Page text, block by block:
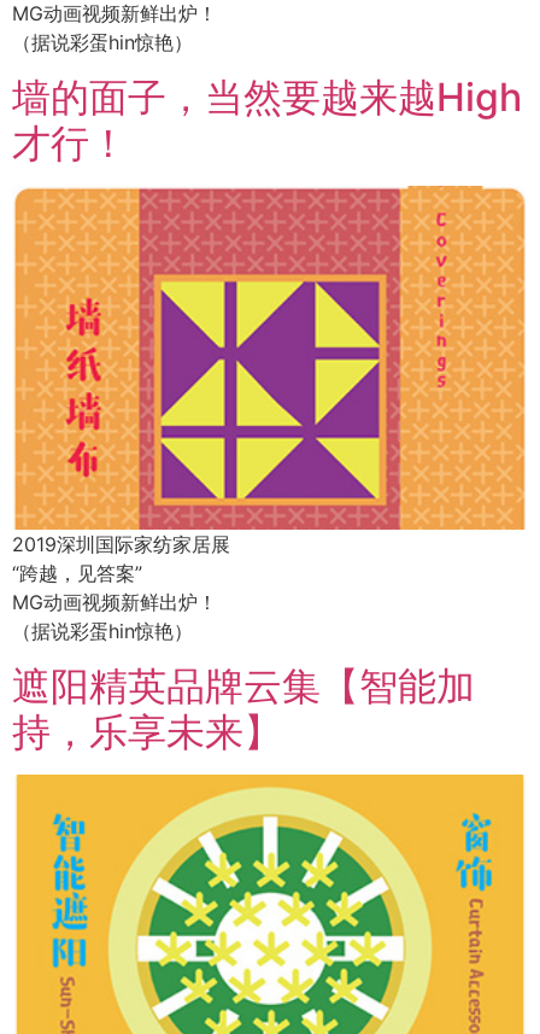
MG动画视频新鲜出炉！
（据说彩蛋hin惊艳）
墙的面子，当然要越来越High
才行！
2019深圳国际家纺家居展
“跨越，见答案”
MG动画视频新鲜出炉！
（据说彩蛋hin惊艳）
遮阳精英品牌云集【智能加
持，乐享未来】